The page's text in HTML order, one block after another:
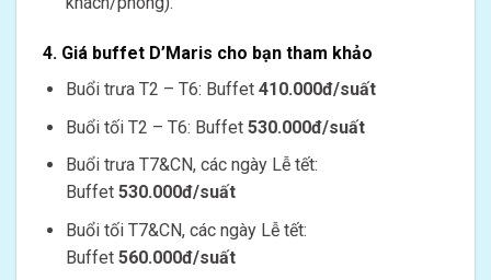
4. Giá buffet D’Maris cho bạn tham khảo
Buổi trưa T2 – T6: Buffet 410.000đ/suất
Buổi tối T2 – T6: Buffet 530.000đ/suất
Buổi trưa T7&CN, các ngày Lễ tết:
Buffet 530.000đ/suất
Buổi tối T7&CN, các ngày Lễ tết:
Buffet 560.000đ/suất